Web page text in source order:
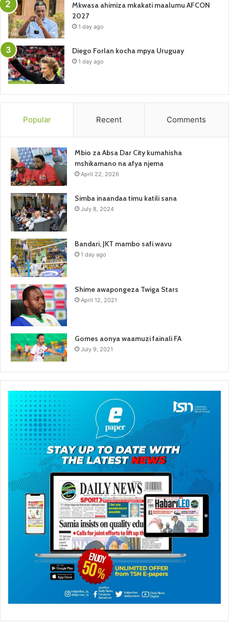
Mkwasa ahimiza mkakati maalumu AFCON
2027
1 day ago
Diego Forlan kocha mpya Uruguay
1 day ago
Popular Recent Comments
Mbio za Absa Dar City kumahisha
mshikamano na afya njema
April 22, 2026
Simba inaandaa timu katili sana
July 8, 2024
Bandari, JKT mambo safi wavu
1 day ago
Shime awapongeza Twiga Stars
April 12, 2021
Gomes aonya waamuzi fainali FA
July 9, 2021